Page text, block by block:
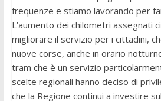
frequenze e stiamo lavorando per
L’aumento dei chilometri assegnati
migliorare il servizio per i cittadini,
nuove corse, anche in orario
tram che è un servizio
scelte regionali hanno deciso di
che la Regione continui a investire